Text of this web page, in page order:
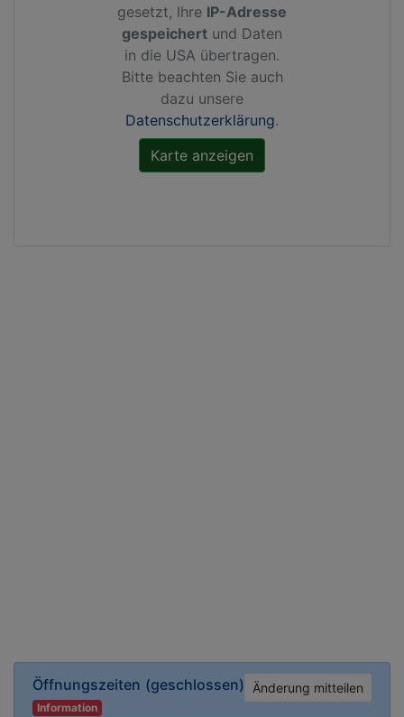
Öffnungszeiten (geschlossen) Änderung mitteilen
Information
gesetzt, Ihre IP-Adresse
gespeichert und Daten
in die USA übertragen.
Bitte beachten Sie auch
dazu unsere
Datenschutzerklärung.